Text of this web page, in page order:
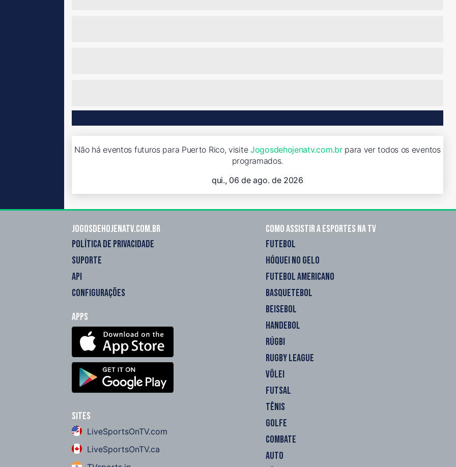
Não há eventos futuros para Puerto Rico, visite Jogosdehojenatv.com.brpara ver todos os eventos
programados.
qui., 06 de ago. de 2026
Jogosdehojenatv.com.br
POLÍTICA DE PRIVACIDADE
SUPORTE
API
CONFIGURAÇÕES
Apps
Sites
LiveSportsOnTV.com
LiveSportsOnTV.ca
Como assistir a esportes na TV
FUTEBOL
HÓQUEI NO GELO
FUTEBOL AMERICANO
BASQUETEBOL
BEISEBOL
HANDEBOL
RÚGBI
RUGBY LEAGUE
VÔLEI
FUTSAL
TÊNIS
GOLFE
COMBATE
AUTO